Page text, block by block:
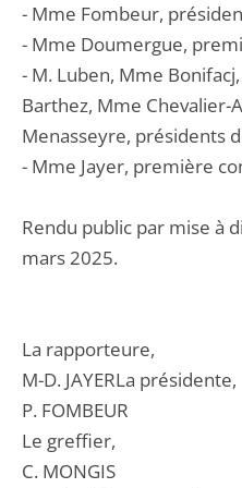
- Mme Fombeur,
- Mme Doumergue,
- M. Luben, Mme
Barthez, Mme Chevalier-
Menasseyre, présidents
- Mme Jayer, première
Rendu public par mise à
mars 2025.
La rapporteure,
M-D. JAYERLa présidente,
P. FOMBEUR
Le greffier,
C. MONGIS